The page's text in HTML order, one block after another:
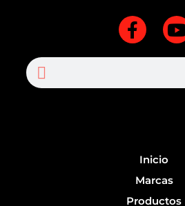
F
a
c
b
f
Search
Inicio
Marcas
Productos